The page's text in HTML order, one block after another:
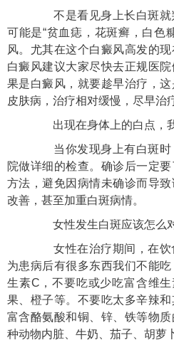
不是看见身上长白斑就
可能是“贫血痣，花斑癣，白色
风。尤其在这个白癜风高发的
白癜风建议大家尽快去正规医
果是白癜风，就要趁早治疗，
皮肤病，治疗相对缓慢，尽早治
出现在身体上的白点，
当你发现身上有白斑时
院做详细的检查。确诊后一定
方法，避免因病情未确诊而导
改善，甚至加重白斑病情。
女性发生白斑应该怎么
女性在治疗期间，在饮
为患病后有很多东西我们不能
生素C，不要吃或少吃富含维
果、橙子等。不要吃太多辛辣
富含酪氨酸和铜、锌、铁等物
种动物内脏、牛奶、茄子、胡萝